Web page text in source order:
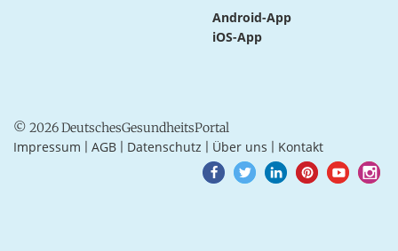
Android-App
iOS-App
© 2026 DeutschesGesundheitsPortal
Impressum AGB Datenschutz Über uns Kontakt